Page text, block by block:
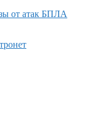
от атак БПЛА